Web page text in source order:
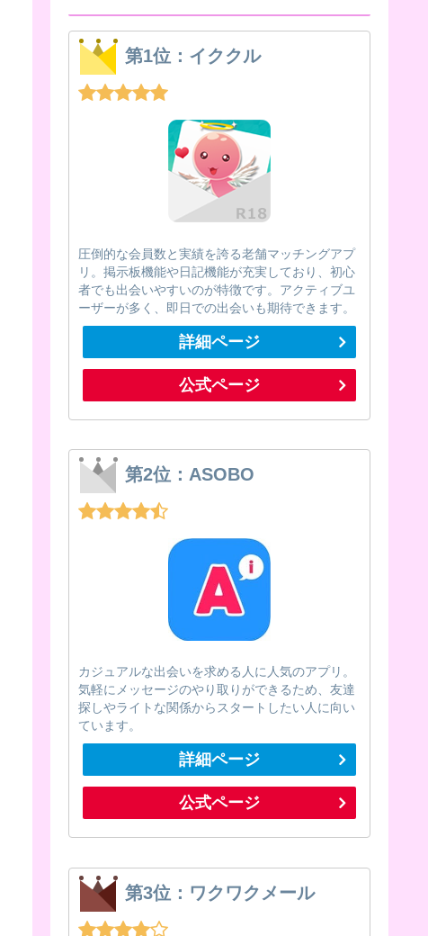
第1位：イククル
圧倒的な会員数と実績を誇る老舗マッチングアプ
リ。掲示板機能や日記機能が充実しており、初心
者でも出会いやすいのが特徴です。アクティブユ
ーザーが多く、即日での出会いも期待できます。
詳細ページ
公式ページ
第2位：ASOBO
カジュアルな出会いを求める人に人気のアプリ。
気軽にメッセージのやり取りができるため、友達
探しやライトな関係からスタートしたい人に向い
ています。
詳細ページ
公式ページ
第3位：ワクワクメール